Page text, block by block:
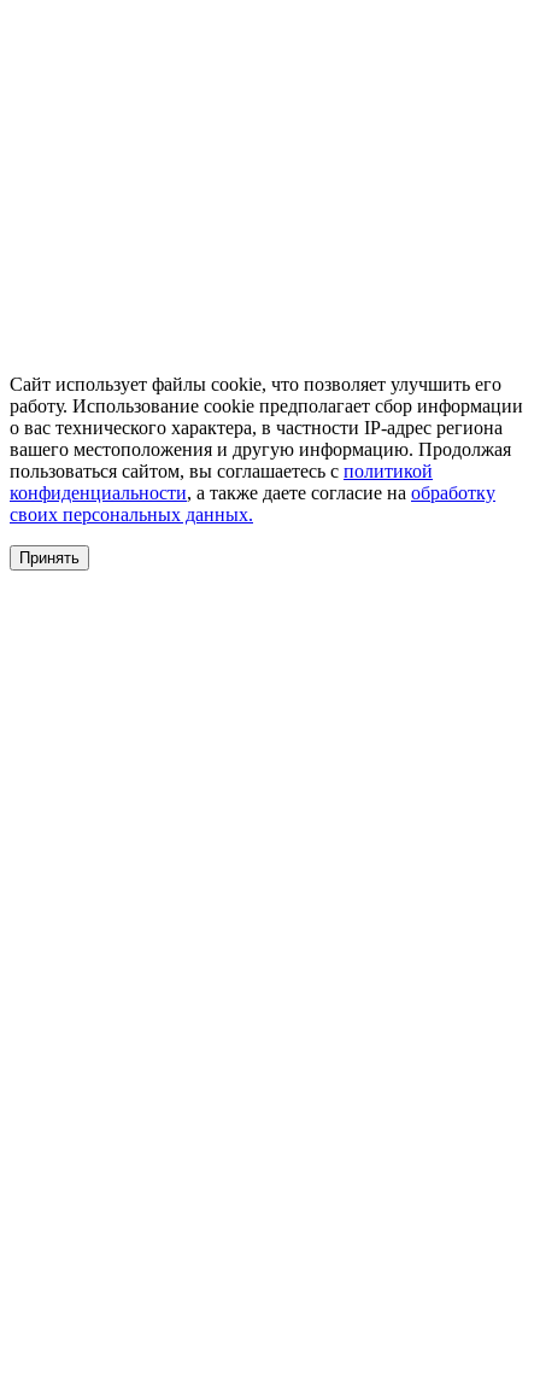
Сайт использует файлы cookie, что позволяет улучшить его
работу. Использование cookie предполагает сбор информации
о вас технического характера, в частности IP-адрес региона
вашего местоположения и другую информацию. Продолжая
пользоваться сайтом, вы соглашаетесь с политикой
конфиденциальности, а также даете согласие на обработку
своих персональных данных.
Принять